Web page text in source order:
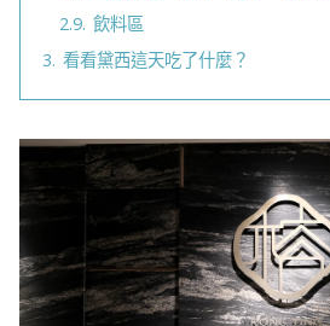
2.9. 飲料區
3. 看看黛西這天吃了什麼？